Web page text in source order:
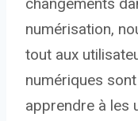
changements
numérisation,
tout aux
numériques
apprendre à les